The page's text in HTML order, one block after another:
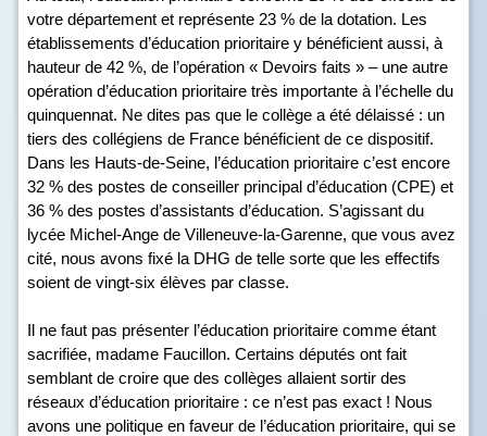
votre département et représente 23 % de la dotation. Les
établissements d’éducation prioritaire y bénéficient aussi, à
hauteur de 42 %, de l’opération « Devoirs faits » – une autre
opération d’éducation prioritaire très importante à l’échelle du
quinquennat. Ne dites pas que le collège a été délaissé : un
tiers des collégiens de France bénéficient de ce dispositif.
Dans les Hauts-de-Seine, l’éducation prioritaire c’est encore
32 % des postes de conseiller principal d’éducation (CPE) et
36 % des postes d’assistants d’éducation. S’agissant du
lycée Michel-Ange de Villeneuve-la-Garenne, que vous avez
cité, nous avons fixé la DHG de telle sorte que les effectifs
soient de vingt-six élèves par classe.
Il ne faut pas présenter l’éducation prioritaire comme étant
sacrifiée, madame Faucillon. Certains députés ont fait
semblant de croire que des collèges allaient sortir des
réseaux d’éducation prioritaire : ce n’est pas exact ! Nous
avons une politique en faveur de l’éducation prioritaire, qui se